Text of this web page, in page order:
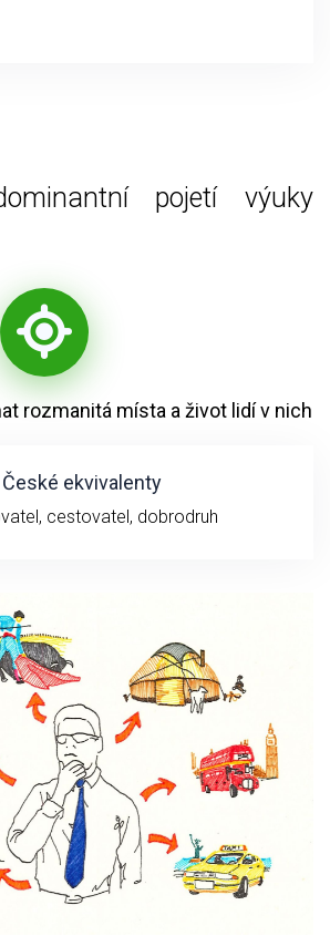
pojetí výuky
rozmanitá místa a život lidí v nich
České ekvivalenty
cestovatel, dobrodruh